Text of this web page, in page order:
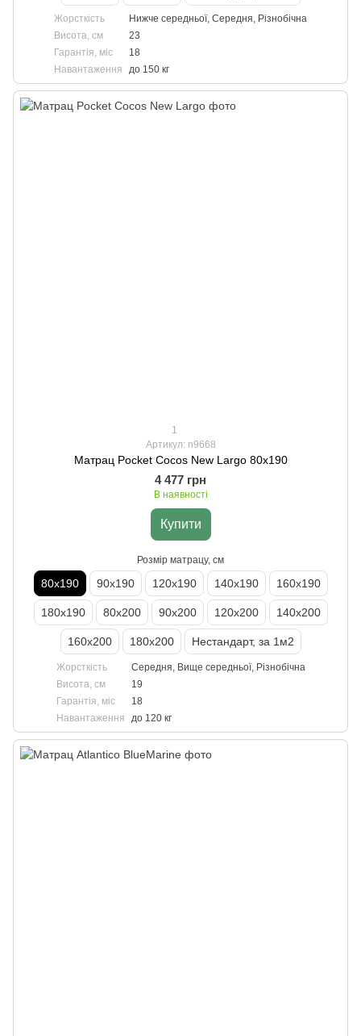
Жорсткість
Нижче середньої, Середня, Різнобічна
Висота, см
23
Гарантія, міс
18
Навантаження
до 150 кг
1
Артикул: n9668
Матрац Pocket Cocos New Largo 80х190
4 477 грн
В наявності
Купити
Розмір матрацу, см
80х190 90х190 120х190 140х190 160х190
180х190 80х200 90х200 120х200 140х200
160х200 180х200 Нестандарт, за 1м2
Жорсткість
Середня, Вище середньої, Різнобічна
Висота, см
19
Гарантія, міс
18
Навантаження
до 120 кг